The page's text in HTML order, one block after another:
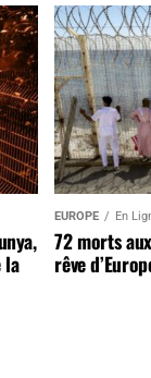
la
EUROPE En
72 morts
rêve